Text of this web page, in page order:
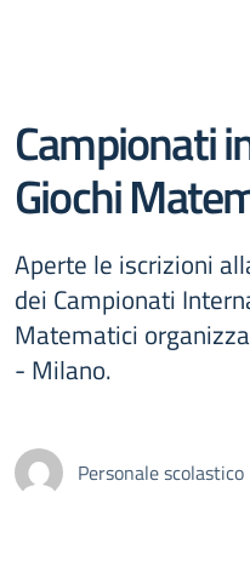
Campionati
Giochi
Aperte le iscrizioni
dei Campionati
Matematici
- Milano.
Personale scolastico